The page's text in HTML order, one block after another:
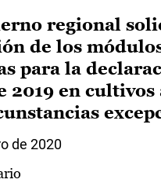
regional
de los
para la
2019 en cultivos
de 2020